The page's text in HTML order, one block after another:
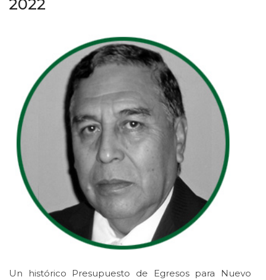
2022
Un histórico Presupuesto de Egresos para Nuevo